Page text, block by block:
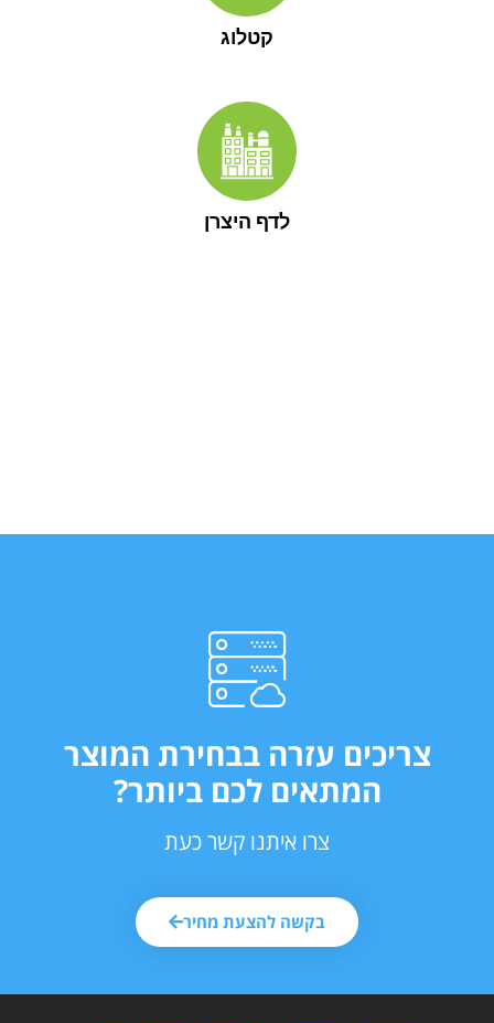
קטלוג
לדף היצרן
צריכים עזרה בבחירת המוצר
המתאים לכם ביותר?
צרו איתנו קשר כעת
בקשה להצעת מחיר